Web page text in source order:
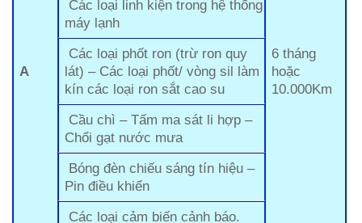
A
6 tháng
hoặc
10.000Km
Các loại linh kiện trong hệ thống
máy lạnh
Các loại phốt ron (trừ ron quy
lát) – Các loại phốt/ vòng sil làm
kín các loại ron sắt cao su
Cầu chì – Tấm ma sát li hợp –
Chổi gạt nước mưa
Bóng đèn chiếu sáng tín hiệu –
Pin điều khiển
Các loại cảm biến cảnh báo.